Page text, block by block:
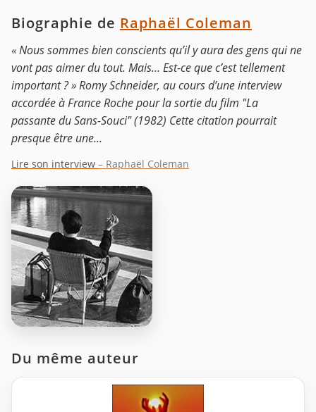
Biographie de Raphaël Coleman
« Nous sommes bien conscients qu’il y aura des gens qui ne
vont pas aimer du tout. Mais… Est-ce que c’est tellement
important ? » Romy Schneider, au cours d’une interview
accordée à France Roche pour la sortie du film "La
passante du Sans-Souci" (1982) Cette citation pourrait
presque être une...
Lire son interview – Raphaël Coleman
Du même auteur